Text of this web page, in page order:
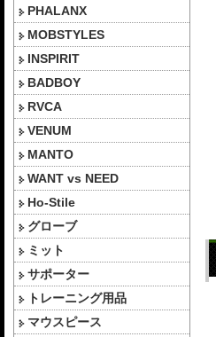
PHALANX
MOBSTYLES
INSPIRIT
BADBOY
RVCA
VENUM
MANTO
WANT vs NEED
Ho-Stile
グローブ
ミット
サポーター
トレーニング用品
マウスピース